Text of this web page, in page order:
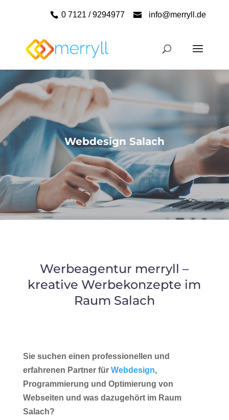
0 7121 / 9294977 info@merryll.de
Webdesign Salach
Werbeagentur merryll –
kreative Werbekonzepte im
Raum Salach
Sie suchen einen professionellen und
erfahrenen Partner für Webdesign,
Programmierung und Optimierung von
Webseiten und was dazugehört im Raum
Salach?